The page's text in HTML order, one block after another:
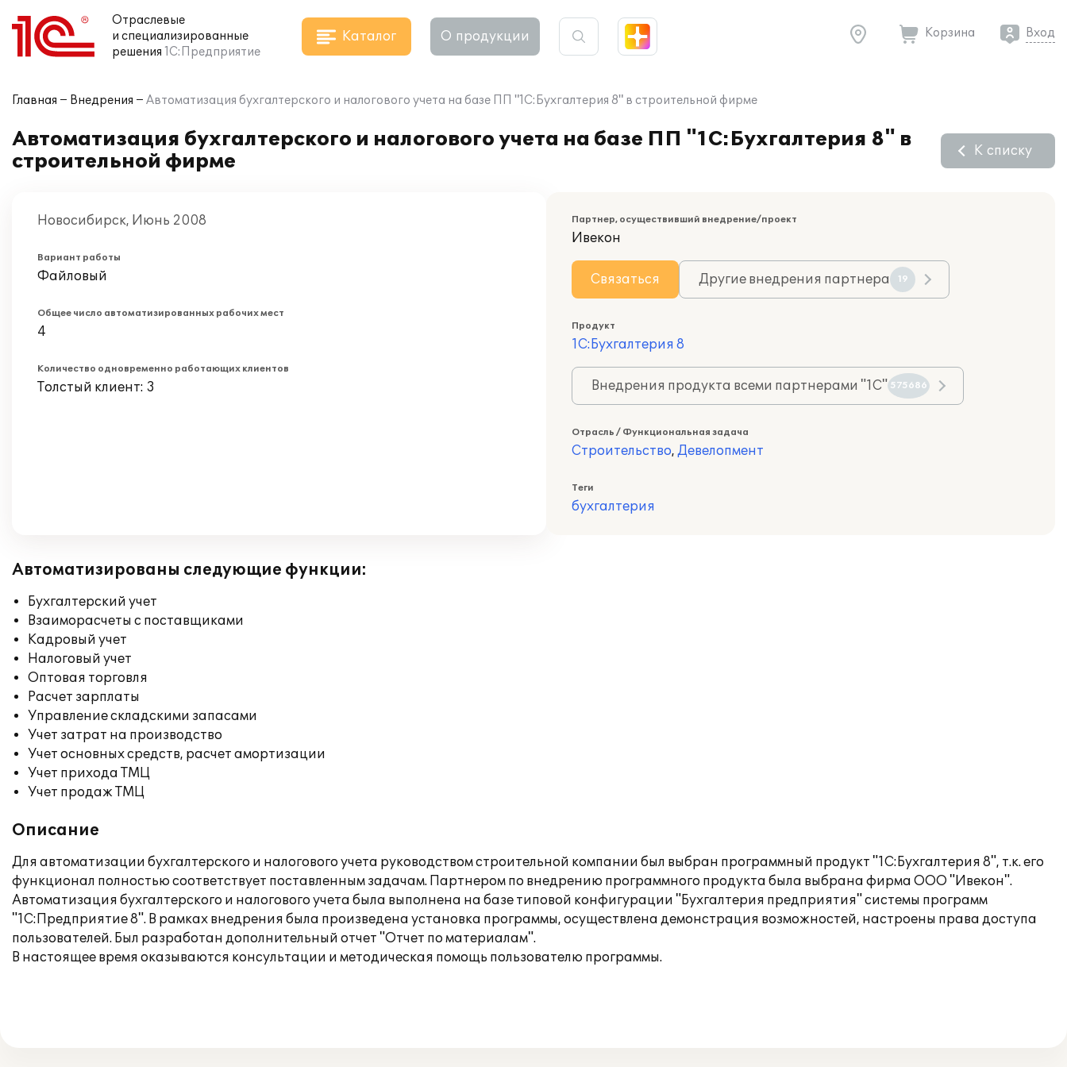
Отраслевые
и специализированные
решения 1С:Предприятие
Каталог О продукции Корзина Вход
Главная Внедрения Автоматизация бухгалтерского и налогового учета на базе ПП "1С:Бухгалтерия 8" в строительной фирме
Автоматизация бухгалтерского и налогового учета на базе ПП "1С:Бухгалтерия 8" в
строительной фирме
К списку
Новосибирск, Июнь 2008
Вариант работы
Файловый
Общее число автоматизированных рабочих мест
4
Количество одновременно работающих клиентов
Толстый клиент: 3
Партнер, осуществивший внедрение/проект
Ивекон
Связаться Другие внедрения партнера 19
Продукт
1С:Бухгалтерия 8
Внедрения продукта всеми партнерами "1С" 575686
Отрасль / Функциональная задача
Строительство, Девелопмент
Теги
бухгалтерия
Автоматизированы следующие функции:
Бухгалтерский учет
Взаиморасчеты с поставщиками
Кадровый учет
Налоговый учет
Оптовая торговля
Расчет зарплаты
Управление складскими запасами
Учет затрат на производство
Учет основных средств, расчет амортизации
Учет прихода ТМЦ
Учет продаж ТМЦ
Описание
Для автоматизации бухгалтерского и налогового учета руководством строительной компании был выбран программный продукт "1С:Бухгалтерия 8", т.к. его
функционал полностью соответствует поставленным задачам. Партнером по внедрению программного продукта была выбрана фирма ООО "Ивекон".
Автоматизация бухгалтерского и налогового учета была выполнена на базе типовой конфигурации "Бухгалтерия предприятия" системы программ
"1С:Предприятие 8". В рамках внедрения была произведена установка программы, осуществлена демонстрация возможностей, настроены права доступа
пользователей. Был разработан дополнительный отчет "Отчет по материалам".
В настоящее время оказываются консультации и методическая помощь пользователю программы.